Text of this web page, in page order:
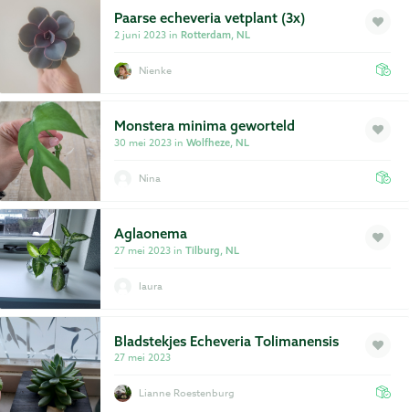
Paarse echeveria vetplant (3x)
2 juni 2023 in Rotterdam, NL
Nienke
Monstera minima geworteld
30 mei 2023 in Wolfheze, NL
Nina
Aglaonema
27 mei 2023 in Tilburg, NL
laura
Bladstekjes Echeveria Tolimanensis
27 mei 2023
Lianne Roestenburg